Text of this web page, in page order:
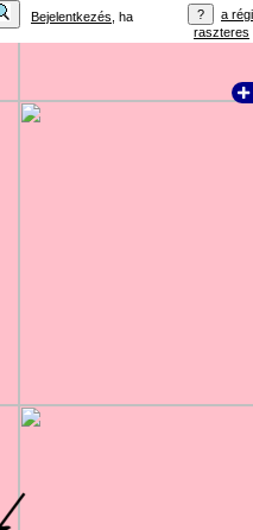
Bejelentkezés , ha
a régi
raszteres